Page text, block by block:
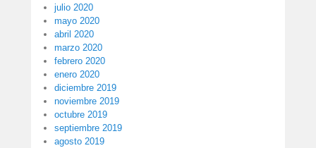
julio 2020
mayo 2020
abril 2020
marzo 2020
febrero 2020
enero 2020
diciembre 2019
noviembre 2019
octubre 2019
septiembre 2019
agosto 2019